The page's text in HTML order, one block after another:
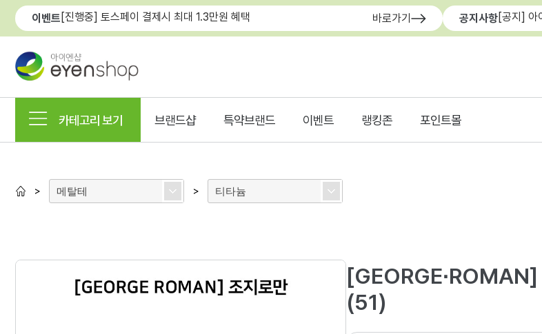
이벤트 [진행중] 토스페이 결제시 최대 1.3만원 혜택 바로가기 공지사항[공지] 아
카테고리 보기 브랜드샵 특약브랜드 이벤트 랭킹존 포인트몰
> 메탈테 > 티타늄
(51)